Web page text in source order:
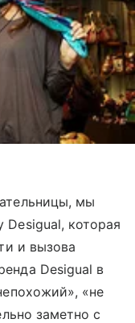
мы
которая
и вызова
Desigual в
«не
заметно с